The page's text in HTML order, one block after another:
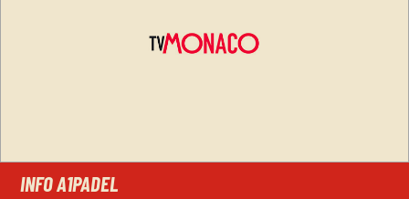
INFO A1PADEL